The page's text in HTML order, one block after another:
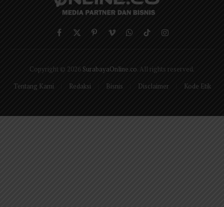
Facebook
X
PinterestVimeoWhatsApp
TikTokInstagram
Copyright © 2026 SurabayaOnline.co. All rights reserved.
Tentang Kami
Redaksi Bisnis Disclaimer Kode Etik